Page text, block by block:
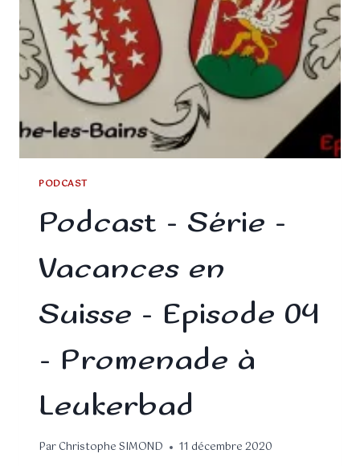
PODCAST
Podcast – Série –
Vacances en
Suisse – Episode 04
– Promenade à
Leukerbad
ParChristophe SIMOND 11 décembre 2020